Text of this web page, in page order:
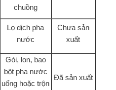
chuồng
Lọ dịch pha
nước
Chưa sản
xuất
Gói, lon, bao
bột pha nước
uống hoặc trộn
Đã sản xuất